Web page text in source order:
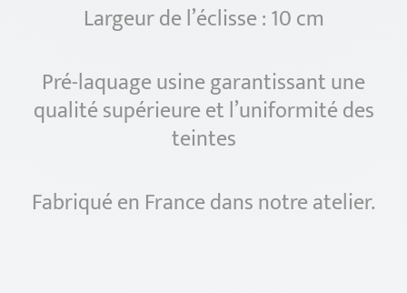
Largeur de l’éclisse : 10 cm
Pré-laquage usine garantissant une
qualité supérieure et l’uniformité des
teintes
Fabriqué en France dans notre atelier.